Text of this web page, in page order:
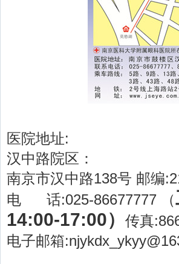
医院地址:
汉中路院区：
南京市汉中路138号 邮编
电 话:025-86677777 （
14:00-17:00）
传真
电子邮箱